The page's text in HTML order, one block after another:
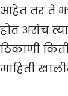
आहेत तर ते
होत असेच
ठिकाणी
माहिती